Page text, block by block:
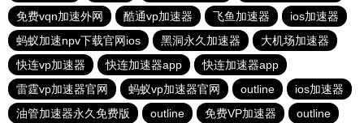
免费vqn加速外网
酷通vp加速器 飞鱼加速器
ios加速器
蚂蚁加速npv下载官网ios
黑洞永久加速器
大机场加速器
快连vp加速器
快连加速器app
快连加速器app
雷霆vp加速器官网
蚂蚁vp加速器官网 outline
ios加速器
油管加速器永久免费版
outline 免费VP加速器 outline